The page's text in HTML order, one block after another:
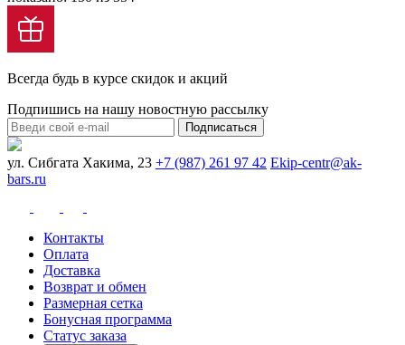
Всегда будь в курсе скидок и акций
Подпишись на нашу новостную рассылку
Подписаться
ул. Сибгата Хакима, 23 +7 (987) 261 97 42 Ekip-centr@ak-
bars.ru
Контакты
Оплата
Доставка
Возврат и обмен
Размерная сетка
Бонусная программа
Статус заказа